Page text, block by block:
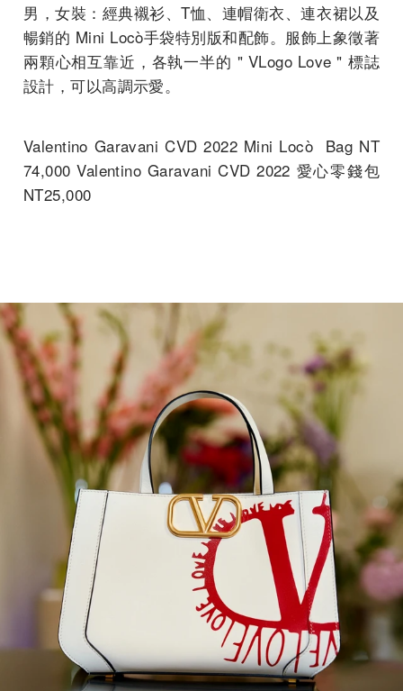
男，女裝：經典襯衫、T恤、連帽衛衣、連衣裙以及
暢銷的 Mini Locò手袋特別版和配飾。服飾上象徵著
兩顆心相互靠近，各執一半的 " VLogo Love " 標誌
設計，可以高調示愛。
Valentino Garavani CVD 2022 Mini Locò Bag NT
74,000 Valentino Garavani CVD 2022 愛心零錢包
NT25,000